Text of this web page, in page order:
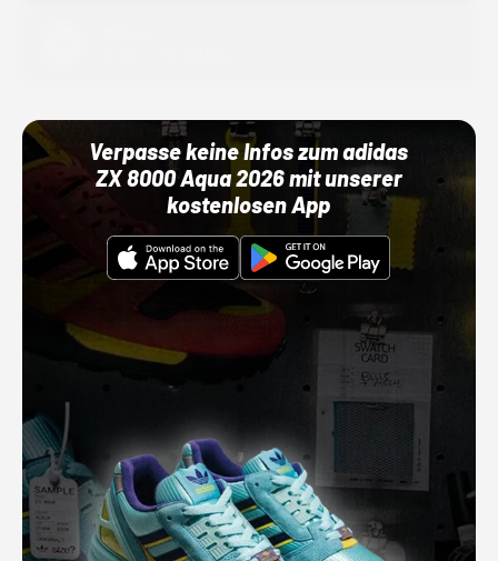
Verpasse keine Infos zum adidas
ZX 8000 Aqua 2026 mit unserer
kostenlosen App